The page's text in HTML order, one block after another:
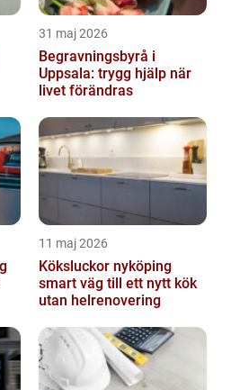
31 maj 2026
Begravningsbyrå i
Uppsala: trygg hjälp när
livet förändras
11 maj 2026
Köksluckor nyköping
smart väg till ett nytt kök
utan helrenovering